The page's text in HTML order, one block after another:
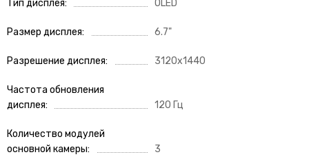
Тип дисплея OLED
Размер дисплея 6.7"
Разрешение дисплея 3120x1440
Частота обновления
дисплея
120 Гц
Количество модулей
основной камеры
3